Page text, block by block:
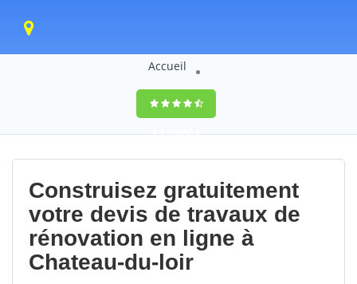
Accueil
9,5(100%)0
votes
Construisez gratuitement
votre devis de travaux de
rénovation en ligne à
Chateau-du-loir